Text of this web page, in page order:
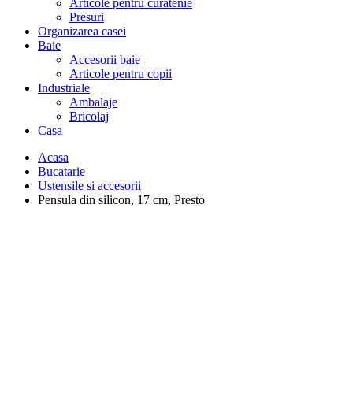
Articole pentru curatenie
Presuri
Organizarea casei
Baie
Accesorii baie
Articole pentru copii
Industriale
Ambalaje
Bricolaj
Casa
Acasa
Bucatarie
Ustensile si accesorii
Pensula din silicon, 17 cm, Presto